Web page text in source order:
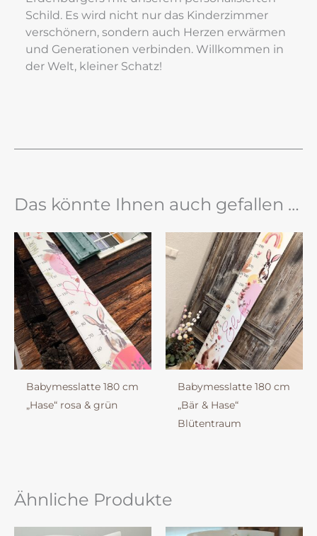
Schild. Es wird nicht nur das Kinderzimmer
verschönern, sondern auch Herzen erwärmen
und Generationen verbinden. Willkommen in
der Welt, kleiner Schatz!
Das könnte Ihnen auch gefallen …
Babymesslatte 180 cm
„Hase“ rosa & grün
Babymesslatte 180 cm
„Bär & Hase“
Blütentraum
Ähnliche Produkte